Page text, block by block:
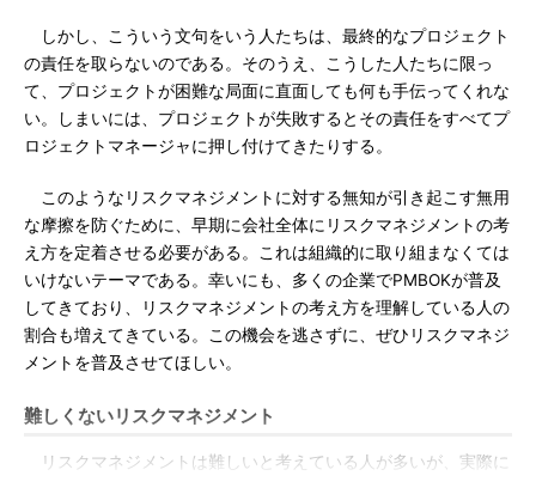
しかし、こういう文句をいう人たちは、最終的なプロジェクト
の責任を取らないのである。そのうえ、こうした人たちに限っ
て、プロジェクトが困難な局面に直面しても何も手伝ってくれな
い。しまいには、プロジェクトが失敗するとその責任をすべてプ
ロジェクトマネージャに押し付けてきたりする。
このようなリスクマネジメントに対する無知が引き起こす無用
な摩擦を防ぐために、早期に会社全体にリスクマネジメントの考
え方を定着させる必要がある。これは組織的に取り組まなくては
いけないテーマである。幸いにも、多くの企業でPMBOKが普及
してきており、リスクマネジメントの考え方を理解している人の
割合も増えてきている。この機会を逃さずに、ぜひリスクマネジ
メントを普及させてほしい。
難しくないリスクマネジメント
リスクマネジメントは難しいと考えている人が多いが、実際に